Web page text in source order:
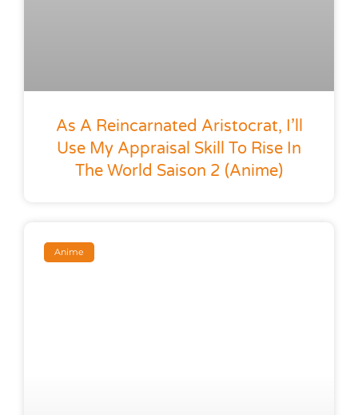
As A Reincarnated Aristocrat, I’ll
Use My Appraisal Skill To Rise In
The World Saison 2 (anime)
Anime